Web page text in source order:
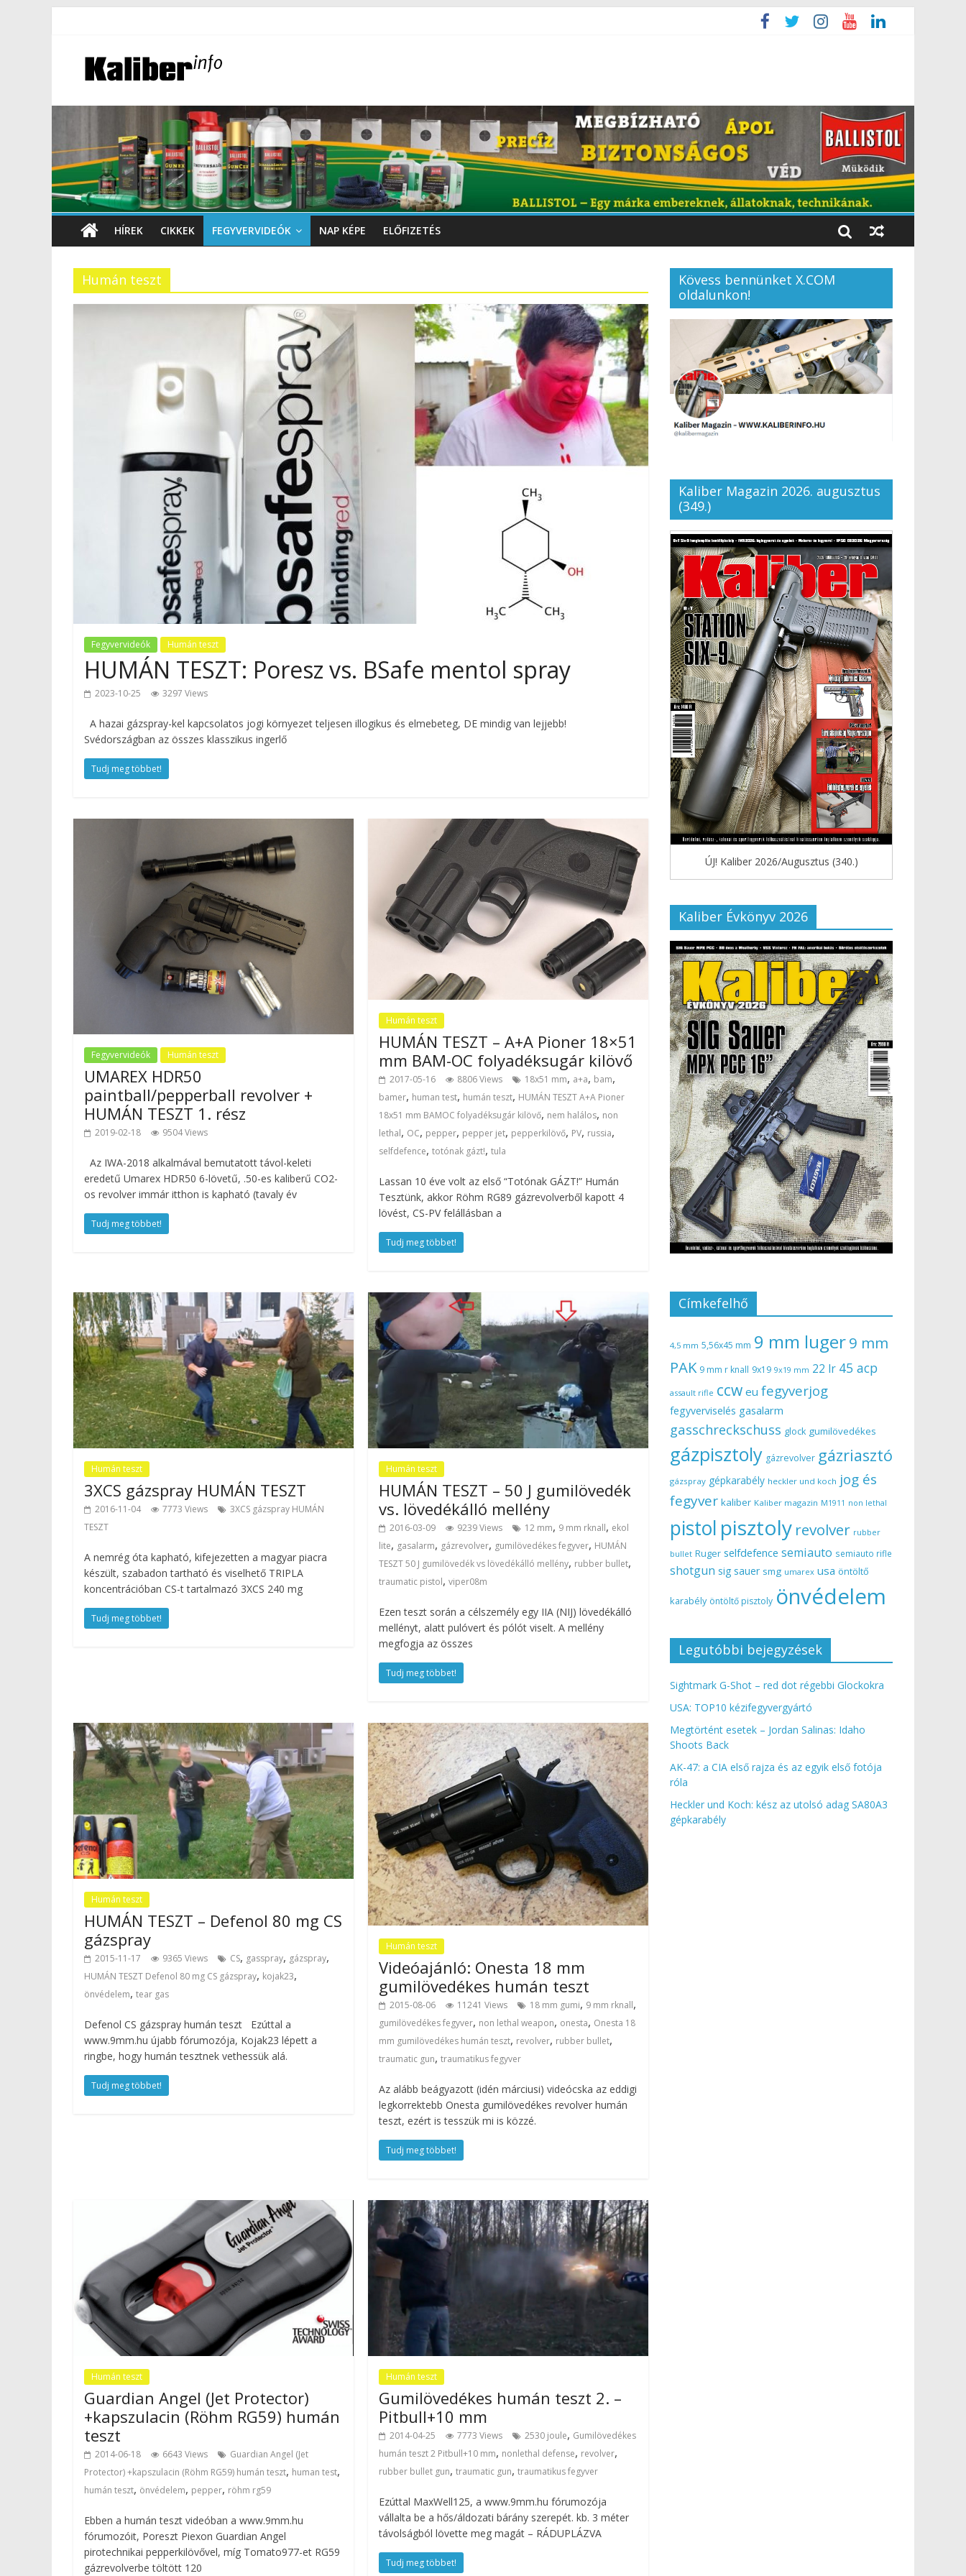
HÍREK CIKKEK FEGYVERVIDEÓK NAP KÉPE ELŐFIZETÉS
Humán teszt
Fegyvervideók Humán teszt
HUMÁN TESZT: Poresz vs. BSafe mentol spray
2023-10-25 3297 Views
A hazai gázspray-kel kapcsolatos jogi környezet teljesen illogikus és elmebeteg, DE mindig van lejjebb!
Svédországban az összes klasszikus ingerlő
Tudj meg többet!
Fegyvervideók Humán teszt
UMAREX HDR50
paintball/pepperball revolver +
HUMÁN TESZT 1. rész
2019-02-18 9504 Views
Az IWA-2018 alkalmával bemutatott távol-keleti
eredetű Umarex HDR50 6-lövetű, .50-es kaliberű CO2-
os revolver immár itthon is kapható (tavaly év
Tudj meg többet!
Humán teszt
HUMÁN TESZT – A+A Pioner 18×51
mm BAM-OC folyadéksugár kilövő
2017-05-16 8806 Views 18x51 mm, a+a, bam,
bamer, human test, humán teszt, HUMÁN TESZT A+A Pioner
18x51 mm BAMOC folyadéksugár kilövő, nem halálos, non
lethal, OC, pepper, pepper jet, pepperkilövő, PV, russia,
selfdefence,totónak gázt!,tula
Lassan 10 éve volt az első “Totónak GÁZT!” Humán
Tesztünk, akkor Röhm RG89 gázrevolverből kapott 4
lövést, CS-PV felállásban a
Tudj meg többet!
Humán teszt
3XCS gázspray HUMÁN TESZT
2016-11-04 7773 Views
3XCS gázspray HUMÁN
TESZT
A nemrég óta kapható, kifejezetten a magyar piacra
készült, szabadon tartható és viselhető TRIPLA
koncentrációban CS-t tartalmazó 3XCS 240 mg
Tudj meg többet!
Humán teszt
HUMÁN TESZT – 50 J gumilövedék
vs. lövedékálló mellény
2016-03-09 9239 Views 12 mm, 9 mm rknall, ekol
lite, gasalarm, gázrevolver, gumilövedékes fegyver, HUMÁN
TESZT 50 J gumilövedék vs lövedékálló mellény, rubber bullet,
traumatic pistol,viper08m
Ezen teszt során a célszemély egy IIA (NIJ) lövedékálló
mellényt, alatt pulóvert és pólót viselt. A mellény
megfogja az összes
Tudj meg többet!
Humán teszt
HUMÁN TESZT – Defenol 80 mg CS
gázspray
2015-11-17 9365 Views CS, gasspray, gázspray,
HUMÁN TESZT Defenol 80 mg CS gázspray, kojak23,
önvédelem, tear gas
Defenol CS gázspray humán teszt Ezúttal a
www.9mm.hu újabb fórumozója, Kojak23 lépett a
ringbe, hogy humán tesztnek vethessük alá.
Tudj meg többet!
Humán teszt
Videóajánló: Onesta 18 mm
gumilövedékes humán teszt
2015-08-06 11241 Views 18 mm gumi, 9 mm rknall,
gumilövedékes fegyver, non lethal weapon, onesta, Onesta 18
mm gumilövedékes humán teszt, revolver, rubber bullet,
traumatic gun,traumatikus fegyver
Az alább beágyazott (idén márciusi) videócska az eddigi
legkorrektebb Onesta gumilövedékes revolver humán
teszt, ezért is tesszük mi is közzé.
Tudj meg többet!
Humán teszt
Guardian Angel (Jet Protector)
+kapszulacin (Röhm RG59) humán
teszt
2014-06-18 6643 Views
Guardian Angel (Jet
Protector) +kapszulacin (Röhm RG59) humán teszt, human test,
humán teszt, önvédelem, pepper, röhm rg59
Ebben a humán teszt videóban a www.9mm.hu
fórumozóit, Poreszt Piexon Guardian Angel
pirotechnikai pepperkilövővel, míg Tomato977-et RG59
gázrevolverbe töltött 120
Humán teszt
Gumilövedékes humán teszt 2. –
Pitbull+10 mm
2014-04-25 7773 Views 2530 joule, Gumilövedékes
humán teszt 2 Pitbull+10 mm, nonlethal defense, revolver,
rubber bullet gun,traumatic gun,traumatikus fegyver
Ezúttal MaxWell125, a www.9mm.hu fórumozója
vállalta be a hős/áldozati bárány szerepét. kb. 3 méter
távolságból lövette meg magát – RÁDUPLÁZVA
Tudj meg többet!
Kövess bennünket X.COM
oldalunkon!
Kaliber Magazin 2026. augusztus
(349.)
ÚJ! Kaliber 2026/Augusztus (340.)
Kaliber Évkönyv 2026
Címkefelhő
4,5 mm 5,56x45 mm 9 mm luger9 mm
PAK 9 mm r knall 9x19 9x19 mm 22 lr 45 acp
assault rifle ccw eu fegyverjog
fegyverviselés gasalarm
gasschreckschuss glock gumilövedékes
gázpisztoly gázrevolver gázriasztó
gázspray gépkarabély heckler und koch jog és
fegyver kaliber Kaliber magazin M1911 non lethal
pistol pisztoly revolver rubber
bullet Ruger selfdefence semiauto semiauto rifle
shotgun sig sauer smg umarex usa öntöltő
karabély öntöltő pisztoly önvédelem
Legutóbbi bejegyzések
Sightmark G-Shot – red dot régebbi Glockokra
USA: TOP10 kézifegyvergyártó
Megtörtént esetek – Jordan Salinas: Idaho
Shoots Back
AK-47: a CIA első rajza és az egyik első fotója
róla
Heckler und Koch: kész az utolsó adag SA80A3
gépkarabély